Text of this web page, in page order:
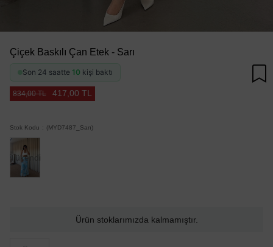
Çiçek Baskılı Çan Etek - Sarı
Son 24 saatte 10 kişi baktı
834,00 TL 417,00 TL
Stok Kodu (MYD7487_Sarı)
Tükendi
Ürün stoklarımızda kalmamıştır.